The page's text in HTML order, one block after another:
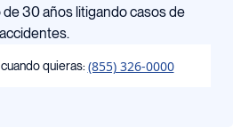
de 30 años litigando casos de
accidentes.
quieras: (855) 326-0000